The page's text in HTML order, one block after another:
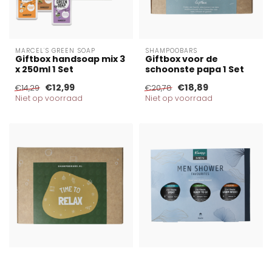
MARCEL'S GREEN SOAP
Giftbox handsoap mix 3
x 250ml 1 Set
€14,29 €12,99
Niet op voorraad
SHAMPOOBARS
Giftbox voor de
schoonste papa 1 Set
€20,78 €18,89
Niet op voorraad